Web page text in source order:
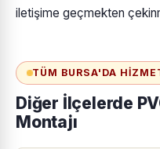
iletişime geçmekten
TÜM BURSA'DA
Diğer İlçelerde
Montajı